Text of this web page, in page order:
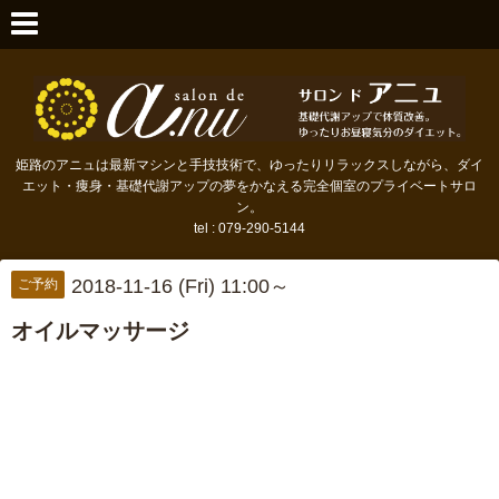
姫路のアニュは最新マシンと手技技術で、ゆったりリラックスしながら、ダイ
エット・痩身・基礎代謝アップの夢をかなえる完全個室のプライベートサロ
ン。
tel : 079-290-5144
ご予約 2018-11-16 (Fri) 11:00～
オイルマッサージ